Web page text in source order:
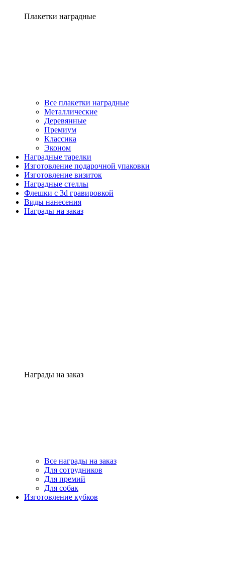
Плакетки наградные
Все плакетки наградные
Металлические
Деревянные
Премиум
Классика
Эконом
Наградные тарелки
Изготовление подарочной упаковки
Изготовление визиток
Наградные стеллы
Флешки с 3d гравировкой
Виды нанесения
Награды на заказ
Награды на заказ
Все награды на заказ
Для сотрудников
Для премий
Для собак
Изготовление кубков